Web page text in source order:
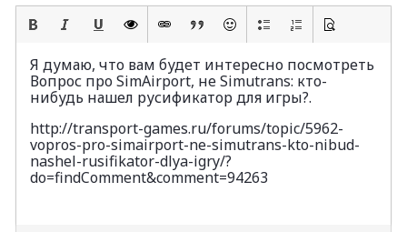
Я думаю, что вам будет интересно посмотреть
Вопрос про SimAirport, не Simutrans: кто-
нибудь нашел русификатор для игры?.
http://transport-games.ru/forums/topic/5962-
vopros-pro-simairport-ne-simutrans-kto-nibud-
nashel-rusifikator-dlya-igry/?
do=findComment&comment=94263